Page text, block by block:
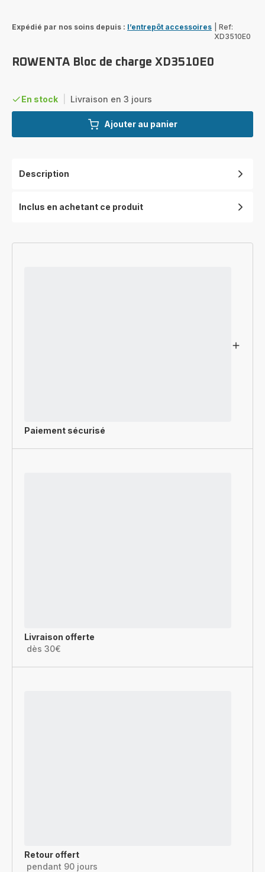
Expédié par nos soins depuis : l’entrepôt accessoires
Ref:
XD3510E0
ROWENTA Bloc de charge XD3510E0
En stock Livraison en 3 jours
Ajouter au panier
Description
Inclus en achetant ce produit
Paiement sécurisé
Livraison offerte
dès 30€
Retour offert
pendant 90 jours